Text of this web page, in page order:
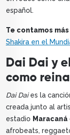
español.
Te contamos
Shakira en el
Dai Dai y
como
Dai Daies la
creada junto al
estadio Maracaná
afrobeats,